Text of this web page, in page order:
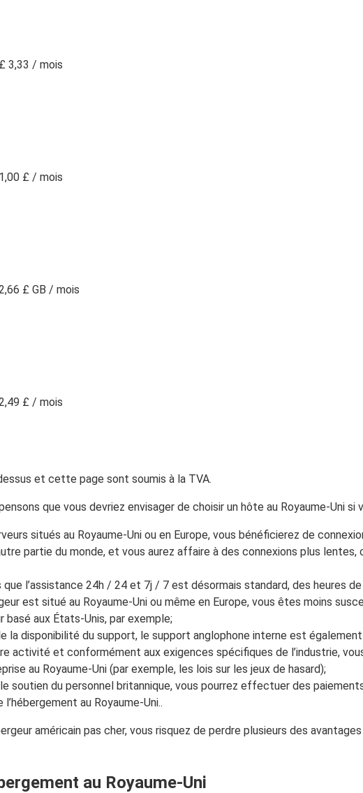
£ 3,33 / mois
1,00 £ / mois
£ GB / mois
£ / mois
et cette page sont soumis à la TVA.
que vous devriez envisager de choisir un hôte au Royaume-Uni
situés au Royaume-Uni ou en Europe, vous bénéficierez de
partie du monde, et vous aurez affaire à des connexions plus
que l’assistance 24h / 24 et 7j / 7 est désormais standard, des heures
est situé au Royaume-Uni ou même en Europe, vous êtes moins
basé aux États-Unis, par exemple;
la disponibilité du support, le support anglophone interne est
activité et conformément aux exigences spécifiques de l’industrie,
au Royaume-Uni (par exemple, les lois sur les jeux de hasard);
soutien du personnel britannique, vous pourrez effectuer des
au Royaume-Uni..
américain pas cher, vous risquez de perdre plusieurs des
au Royaume-Uni